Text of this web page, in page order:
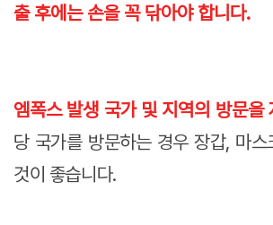
출 후에는 손을 꼭 닦아야 합니다.
엠폭스 발생 국가 및 지역의 방문을
당 국가를 방문하는 경우 장갑, 마
것이 좋습니다.